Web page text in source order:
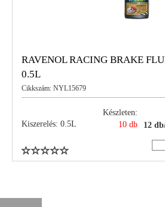
RAVENOL RACING BRAKE
0.5L
Cikkszám: NYL15679
Kiszerelés: 0.5L
Készleten:
10 db
12